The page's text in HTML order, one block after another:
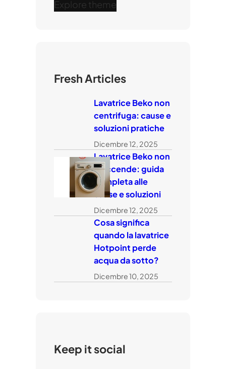
Explore theme
Fresh Articles
Lavatrice Beko non
centrifuga: cause e
soluzioni pratiche
Dicembre 12, 2025
Lavatrice Beko non
si accende: guida
completa alle
cause e soluzioni
Dicembre 12, 2025
Cosa significa
quando la lavatrice
Hotpoint perde
acqua da sotto?
Dicembre 10, 2025
Keep it social